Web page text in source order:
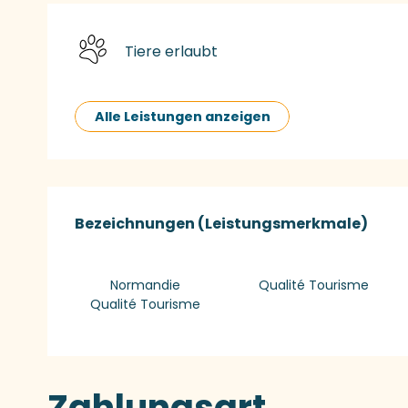
Tiere erlaubt
Alle Leistungen anzeigen
Bezeichnungen (Leistungsmerkmale)
Bezeichnungen (Leistungsmerkmale)
Normandie
Qualité Tourisme
Qualité Tourisme